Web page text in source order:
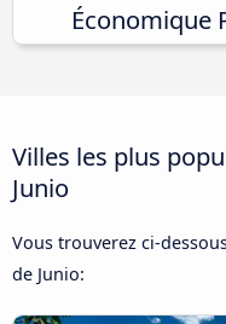
Économique
Villes les plus
Junio
Vous trouverez ci-
de Junio: